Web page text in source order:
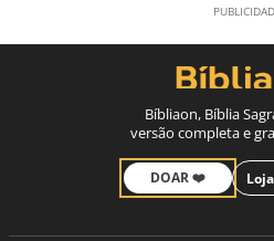
Bíbliaon, Bíblia
versão completa e
DOAR ❤️